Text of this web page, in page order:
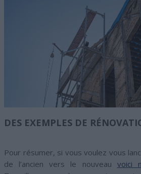
DES EXEMPLES DE
Pour résumer, si vous voulez vous
de l’ancien vers le nouveau voici